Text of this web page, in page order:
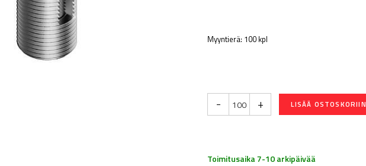
Myyntierä: 100 kpl
- + LISÄÄ OSTOSKORIIN
Toimitusaika 7-10 arkipäivää